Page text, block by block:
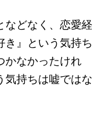
どなく、恋愛経
き』という気持ち
かなかったけれ
気持ちは嘘ではな